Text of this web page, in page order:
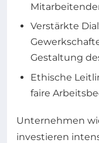
Verstärkte
Gestaltung
Ethische
faire
Unternehmen
investieren